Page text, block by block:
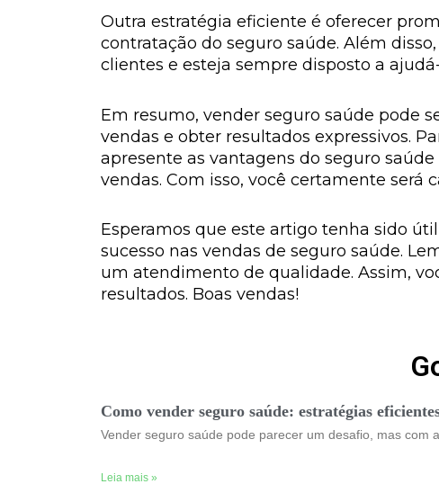
Outra estratégia eficiente é oferecer
contratação do seguro saúde. Além
clientes e esteja sempre disposto a
Em resumo, vender seguro saúde pode
vendas e obter resultados expressivos.
apresente as vantagens do seguro
vendas. Com isso, você certamente será
Esperamos que este artigo tenha sido
sucesso nas vendas de seguro saúde.
um atendimento de qualidade. Assim,
resultados. Boas vendas!
Como vender seguro saúde: estratégias
Vender seguro saúde pode parecer um desafio, mas com
Leia mais »